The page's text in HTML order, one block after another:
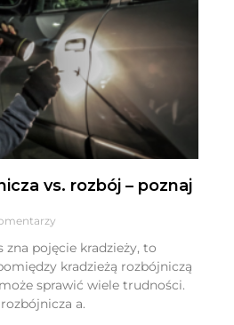
vs. rozbój – poznaj
zna pojęcie kradzieży, to
kradzieżą rozbójniczą
sprawić wiele trudności.
a.